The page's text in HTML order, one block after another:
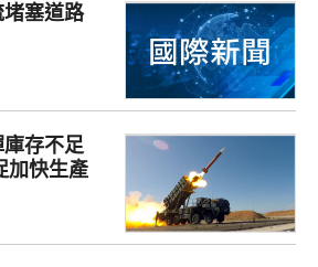
堵塞道路
存不足
快生產